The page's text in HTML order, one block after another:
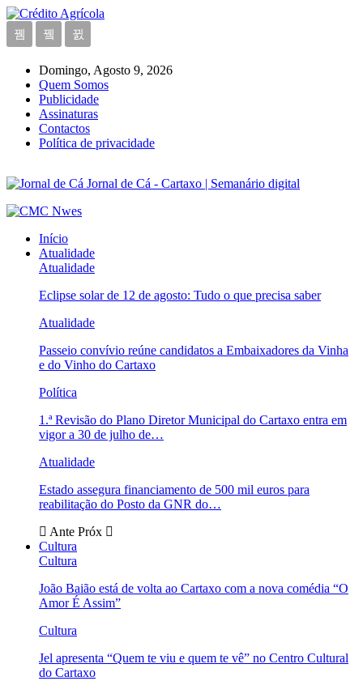
Domingo, Agosto 9, 2026
Quem Somos
Publicidade
Assinaturas
Contactos
Política de privacidade
Jornal de Cá - Cartaxo | Semanário digital
Início
Atualidade
Atualidade
Eclipse solar de 12 de agosto: Tudo o que precisa saber
Atualidade
Passeio convívio reúne candidatos a Embaixadores da Vinha
e do Vinho do Cartaxo
Política
1.ª Revisão do Plano Diretor Municipal do Cartaxo entra em
vigor a 30 de julho de…
Atualidade
Estado assegura financiamento de 500 mil euros para
reabilitação do Posto da GNR do…
Ante Próx
Cultura
Cultura
João Baião está de volta ao Cartaxo com a nova comédia “O
Amor É Assim”
Cultura
Jel apresenta “Quem te viu e quem te vê” no Centro Cultural
do Cartaxo